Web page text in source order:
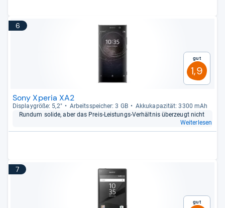
6
Gut
1,9
Sony Xperia XA2
Dis­play­größe: 5,2" Arbeitsspei­cher: 3 GB
Akku­ka­pa­zi­tät: 3300 mAh
Rundum solide, aber das Preis-​Leis­tungs-​Ver­hält­nis über­zeugt nicht
Weiterlesen
7
Gut